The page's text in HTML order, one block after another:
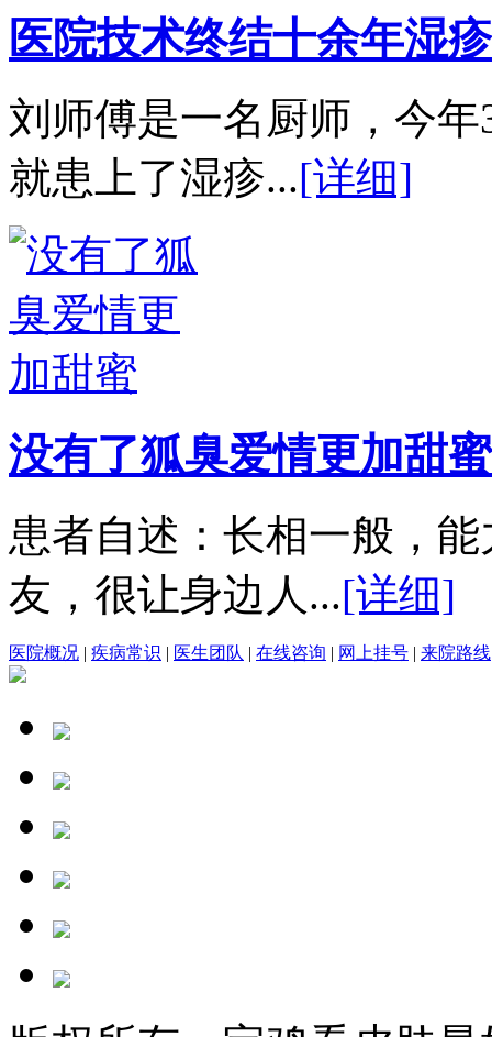
医院技术终结十余年湿
刘师傅是一名厨师，今
就患上了湿疹...[详细]
没有了狐臭爱情更加甜蜜
患者自述：长相一般，
友，很让身边人...[详细]
医院概况 | 疾病常识 | 医生团队 | 在线咨询 | 网上挂号 | 来院路线